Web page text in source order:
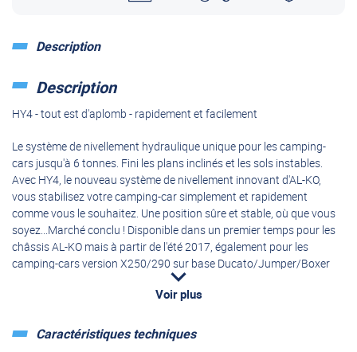
Description
Description
HY4 - tout est d'aplomb - rapidement et facilement
Le système de nivellement hydraulique unique pour les camping-
cars jusqu'à 6 tonnes. Fini les plans inclinés et les sols instables.
Avec HY4, le nouveau système de nivellement innovant d'AL-KO,
vous stabilisez votre camping-car simplement et rapidement
comme vous le souhaitez. Une position sûre et stable, où que vous
soyez...Marché conclu ! Disponible dans un premier temps pour les
châssis AL-KO mais à partir de l'été 2017, également pour les
camping-cars version X250/290 sur base Ducato/Jumper/Boxer
Une solution propre et peu encombrante : plus besoin de faire
Voir plus
Caractéristiques techniques